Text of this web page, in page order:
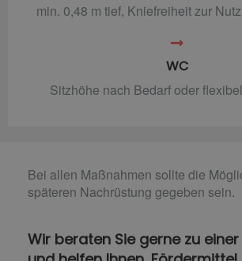
min. 0,48 m tief, Kniefreiheit zur
WC
Sitzhöhe nach Bedarf oder
Bei allen Maßnahmen sollte die
späteren Nachrüstung gegeben sein.
Wir beraten Sie gerne zu